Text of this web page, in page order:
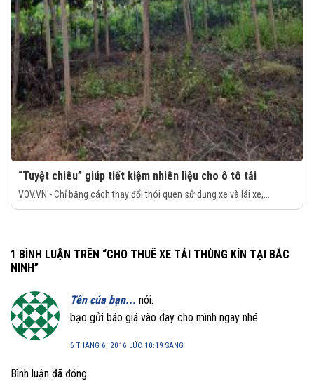
“Tuyệt chiêu” giúp tiết kiệm nhiên liệu cho ô tô tải
VOV.VN - Chỉ bằng cách thay đổi thói quen sử dụng xe và lái xe,...
1 BÌNH LUẬN TRÊN “CHO THUÊ XE TẢI THÙNG KÍN TẠI BẮC
NINH”
Tên của bạn... nói:
bạo gửi báo giá vào đay cho mình ngay nhé
6 THÁNG 6, 2016 LÚC 10:19 SÁNG
Bình luận đã đóng.